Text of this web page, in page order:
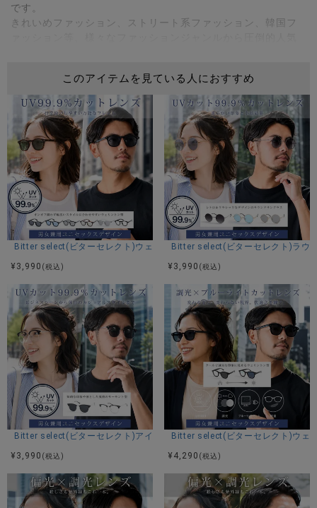
です。
きれいめファッション、ストリート系ファッション、韓国フ
メンズ、レディース問わずペアでもつけられるおしゃれなデ
ザインなので、彼氏や彼女への誕生日プレゼントなど、ギフ
トにもオススメです。
※モデル画像は照明などの影響により実際の商品と異なる場合
がございます。
サイズ(cm)
素材
合金
カラー展開
1 2 3 4 5 6
このアイテムを見ている人におすすめ
Bitter select(ビターセレクト)ウェリントンサングラス/全6色
¥ 3,990 (税込)
Bitter select(ビターセレクト)ラウ
¥ 3,990 (税込)
Bitter select(ビターセレクト)アイブロウサングラス/全2色
¥ 3,990 (税込)
Bitter select(ビターセレクト)ウェ
¥ 4,290 (税込)